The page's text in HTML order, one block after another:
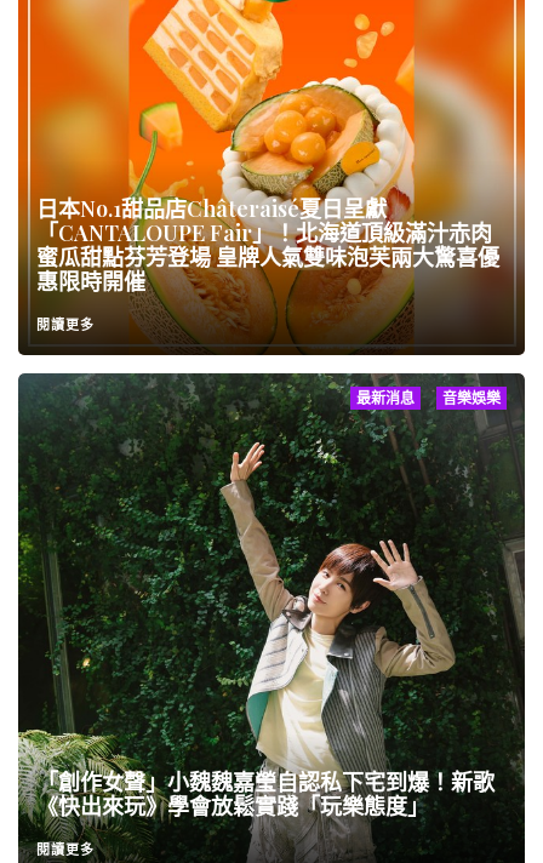
日本No.1甜品店Châteraisé夏日呈獻
「CANTALOUPE Fair」！北海道頂級滿汁赤肉
蜜瓜甜點芬芳登場 皇牌人氣雙味泡芙兩大驚喜優
惠限時開催
閱讀更多
最新消息 音樂娛樂
「創作女聲」小魏魏嘉瑩自認私下宅到爆！新歌
《快出來玩》學會放鬆實踐「玩樂態度」
閱讀更多